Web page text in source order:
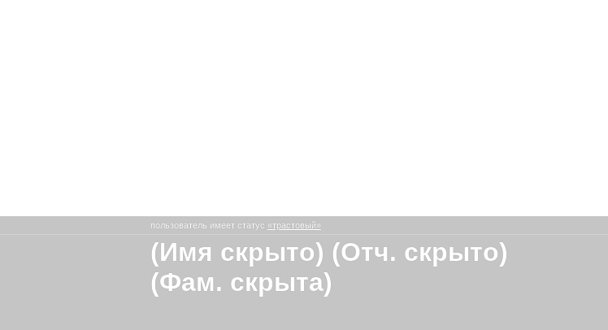
пользователь имеет статус «трастовый»
(Имя скрыто) (Отч. скрыто)
(Фам. скрыта)